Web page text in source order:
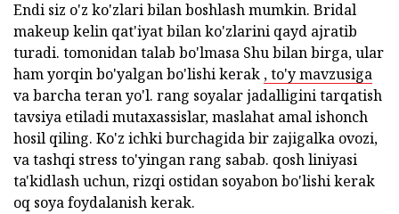
Endi siz o'z ko'zlari bilan boshlash mumkin. Bridal
makeup kelin qat'iyat bilan ko'zlarini qayd ajratib
turadi. tomonidan talab bo'lmasa Shu bilan birga, ular
ham yorqin bo'yalgan bo'lishi kerak , to'y mavzusiga
va barcha teran yo'l. rang soyalar jadalligini tarqatish
tavsiya etiladi mutaxassislar, maslahat amal ishonch
hosil qiling. Ko'z ichki burchagida bir zajigalka ovozi,
va tashqi stress to'yingan rang sabab. qosh liniyasi
ta'kidlash uchun, rizqi ostidan soyabon bo'lishi kerak
oq soya foydalanish kerak.